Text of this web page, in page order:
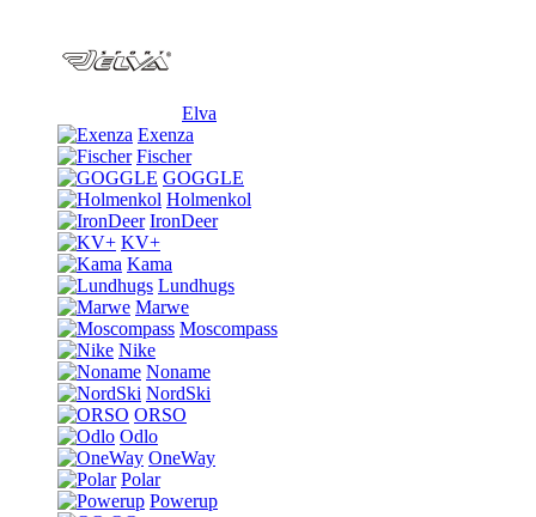
Elva
Exenza
Fischer
GOGGLE
Holmenkol
IronDeer
KV+
Kama
Lundhugs
Marwe
Moscompass
Nike
Noname
NordSki
ORSO
Odlo
OneWay
Polar
Powerup